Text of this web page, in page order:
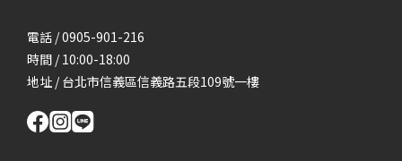
電話 / 0905-901-216
時間 / 10:00-18:00
地址 / 台北市信義區信義路五段109號一樓